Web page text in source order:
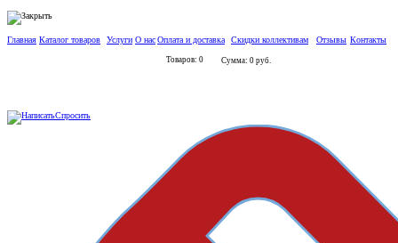
Главная Каталог товаров Услуги О насОплата и доставка Скидки коллективам Отзывы Контакты
Товаров: 0 Сумма: 0 руб.
Спросить